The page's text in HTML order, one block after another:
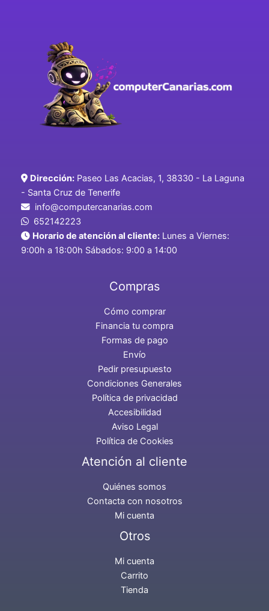
Dirección: Paseo Las Acacias, 1, 38330 - La Laguna
- Santa Cruz de Tenerife
info@computercanarias.com
652142223
Horario de atención al cliente: Lunes a Viernes:
9:00h a 18:00h Sábados: 9:00 a 14:00
Compras
Cómo comprar
Financia tu compra
Formas de pago
Envío
Pedir presupuesto
Condiciones Generales
Política de privacidad
Accesibilidad
Aviso Legal
Política de Cookies
Atención al cliente
Quiénes somos
Contacta con nosotros
Mi cuenta
Otros
Mi cuenta
Carrito
Tienda